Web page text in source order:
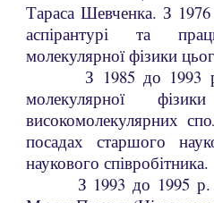
Тараса Шевченка. З
аспірантурі та
молекулярної фізики
З 1985 до 1993
молекулярної
високомолекулярних
посадах старшого
наукового співробітника.
З 1993 до 1995 р.